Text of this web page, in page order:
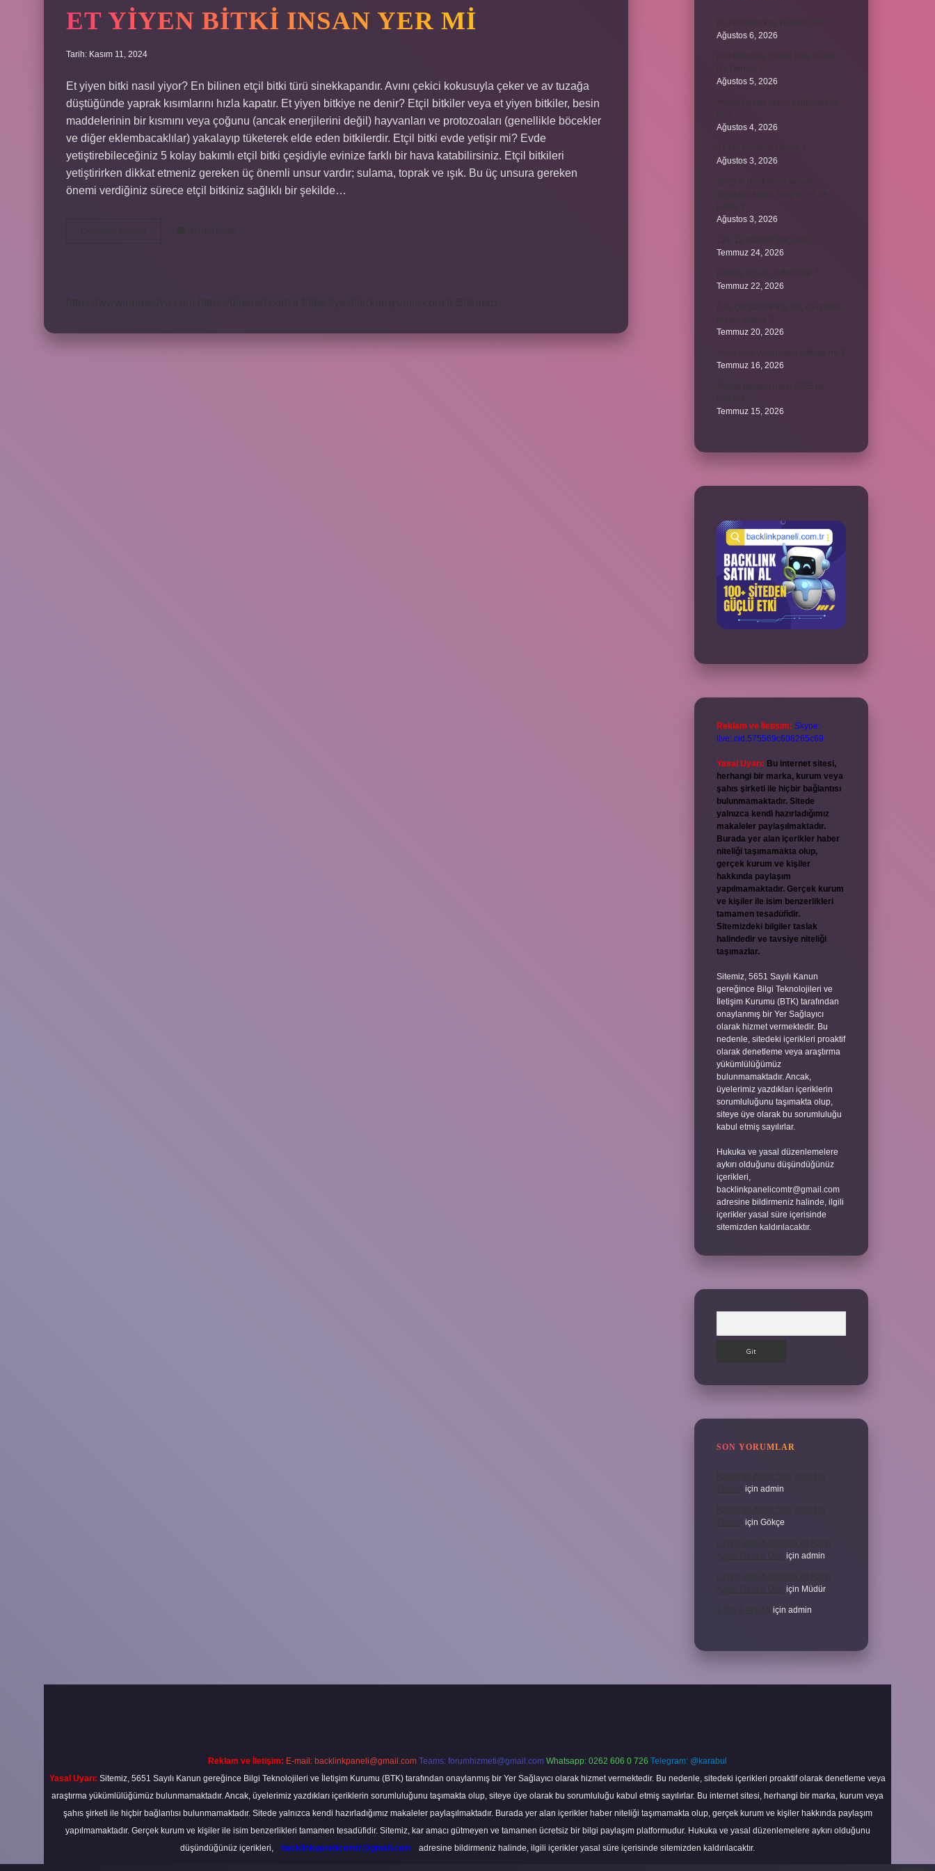
ET YIYEN BITKI INSAN YER MI
Tarih: Kasım 11, 2024
Et yiyen bitki nasıl yiyor? En bilinen etçil bitki türü sinekkapandır. Avını çekici kokusuyla çeker ve av tuzağa
düştüğünde yaprak kısımlarını hızla kapatır. Et yiyen bitkiye ne denir? Etçil bitkiler veya et yiyen bitkiler, besin
maddelerinin bir kısmını veya çoğunu (ancak enerjilerini değil) hayvanları ve protozoaları (genellikle böcekler
ve diğer eklembacaklılar) yakalayıp tüketerek elde eden bitkilerdir. Etçil bitki evde yetişir mi? Evde
yetiştirebileceğiniz 5 kolay bakımlı etçil bitki çeşidiyle evinize farklı bir hava katabilirsiniz. Etçil bitkileri
yetiştirirken dikkat etmeniz gereken üç önemli unsur vardır; sulama, toprak ve ışık. Bu üç unsura gereken
önemi verdiğiniz sürece etçil bitkiniz sağlıklı bir şekilde…
Ağustos 6, 2026
Ağustos 5, 2026
Ağustos 4, 2026
Ağustos 3, 2026
Ağustos 3, 2026
Temmuz 24, 2026
Temmuz 22, 2026
Temmuz 20, 2026
Temmuz 16, 2026
Temmuz 15, 2026
Reklam ve İletişim: Skype:
live:.cid.575569c608265c69
Yasal Uyarı: Bu internet sitesi,
herhangi bir marka, kurum veya
şahıs şirketi ile hiçbir bağlantısı
bulunmamaktadır. Sitede
yalnızca kendi hazırladığımız
makaleler paylaşılmaktadır.
Burada yer alan içerikler haber
niteliği taşımamakta olup,
gerçek kurum ve kişiler
hakkında paylaşım
yapılmamaktadır. Gerçek kurum
ve kişiler ile isim benzerlikleri
tamamen tesadüfidir.
Sitemizdeki bilgiler taslak
halindedir ve tavsiye niteliği
taşımazlar.
Sitemiz, 5651 Sayılı Kanun
gereğince Bilgi Teknolojileri ve
İletişim Kurumu (BTK) tarafından
onaylanmış bir Yer Sağlayıcı
olarak hizmet vermektedir. Bu
nedenle, sitedeki içerikleri proaktif
olarak denetleme veya araştırma
yükümlülüğümüz
bulunmamaktadır. Ancak,
üyelerimiz yazdıkları içeriklerin
sorumluluğunu taşımakta olup,
siteye üye olarak bu sorumluluğu
kabul etmiş sayılırlar.
Hukuka ve yasal düzenlemelere
aykırı olduğunu düşündüğünüz
içerikleri,
backlinkpanelicomtr@gmail.com
adresine bildirmeniz halinde, ilgili
içerikler yasal süre içerisinde
sitemizden kaldırılacaktır.
SON YORUMLAR
Kamuran Akkor Sev Yeter Ne
için admin
Kamuran Akkor Sev Yeter Ne
Zaman için Gökçe
Cinsel Ilişki Sırasında Alt Karın
Ağrısı Neden Olur için admin
Cinsel Ilişki Sırasında Alt Karın
Ağrısı Neden Olur için Müdür
1 Bar 1 Atm Mi için admin
Reklam ve İletişim: E-mail: backlinkpaneli@gmail.com Teams: forumhizmeti@gmail.com Whatsapp: 0262 606 0 726 Telegram: @karabul
Yasal Uyarı: Sitemiz, 5651 Sayılı Kanun gereğince Bilgi Teknolojileri ve İletişim Kurumu (BTK) tarafından onaylanmış bir Yer Sağlayıcı olarak hizmet vermektedir. Bu nedenle, sitedeki içerikleri proaktif olarak denetleme veya
araştırma yükümlülüğümüz bulunmamaktadır. Ancak, üyelerimiz yazdıkları içeriklerin sorumluluğunu taşımakta olup, siteye üye olarak bu sorumluluğu kabul etmiş sayılırlar. Bu internet sitesi, herhangi bir marka, kurum veya
şahıs şirketi ile hiçbir bağlantısı bulunmamaktadır. Sitede yalnızca kendi hazırladığımız makaleler paylaşılmaktadır. Burada yer alan içerikler haber niteliği taşımamakta olup, gerçek kurum ve kişiler hakkında paylaşım
yapılmamaktadır. Gerçek kurum ve kişiler ile isim benzerlikleri tamamen tesadüfidir. Sitemiz, kar amacı gütmeyen ve tamamen ücretsiz bir bilgi paylaşım platformudur. Hukuka ve yasal düzenlemelere aykırı olduğunu
düşündüğünüz içerikleri,
backlinkpanelicomtr@gmail.com adresine bildirmeniz halinde, ilgili içerikler yasal süre içerisinde sitemizden kaldırılacaktır.